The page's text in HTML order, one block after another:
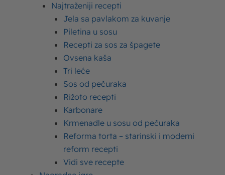
Najtraženiji recepti
Jela sa pavlakom za kuvanje
Piletina u sosu
Recepti za sos za špagete
Ovsena kaša
Tri leće
Sos od pečuraka
Rižoto recepti
Karbonare
Krmenadle u sosu od pečuraka
Reforma torta – starinski i moderni
reform recepti
Vidi sve recepte
recept za doboš za vas, a kasnije vam dajemo i
malo drugačije recepte, uglavnom jednostavnije
Evo originalnog recepta za doboš tortu (ili
barem najpribližnijeg originalu).
Sastojci
Za 20 porcija potrebni su vam